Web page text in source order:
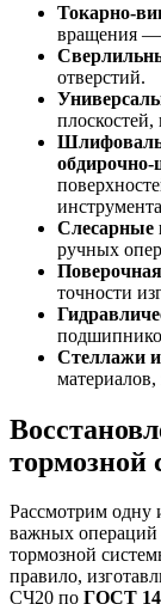
Токарно-
вращения —
отверстий.
плоскостей,
Слесарные
ручных
точности
Стеллажи
материалов,
тормозной
Рассмотрим одну
важных операций
тормозной
правило,
СЧ20 по ГОСТ